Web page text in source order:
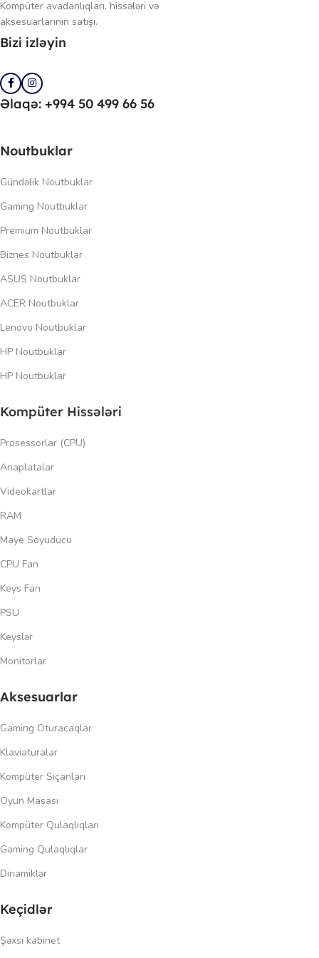
Kompüter avadanlıqları, hissələri və
aksesuarlarının satışı.
Bizi izləyin
Əlaqə: +994 50 499 66 56
Noutbuklar
Gündəlik Noutbuklar
Gaming Noutbuklar
Premium Noutbuklar
Biznes Noutbuklar
ASUS Noutbuklar
ACER Noutbuklar
Lenovo Noutbuklar
HP Noutbuklar
HP Noutbuklar
Kompüter Hissələri
Prosessorlar (CPU)
Anaplatalar
Videokartlar
RAM
Maye Soyuducu
CPU Fan
Keys Fan
PSU
Keyslər
Monitorlar
Aksesuarlar
Gaming Oturacaqlar
Klaviaturalar
Kompüter Siçanları
Oyun Masası
Kompüter Qulaqlıqları
Gaming Qulaqlıqlar
Dinamiklər
Keçidlər
Şəxsi kabinet